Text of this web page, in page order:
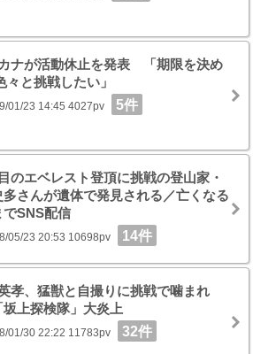
ナが活動休止を発表 「期限を決め
々と挑戦したい」
01/23 14:45 4027pv 5件
のエベレスト登頂に挑戦の登山家・
多さんが遺体で発見される／亡くなる
でSNS配信
05/23 20:53 10698pv 14件
孝、猛獣と自撮りに挑戦で噛まれ
上探検隊」大炎上
01/30 22:22 11783pv 32件